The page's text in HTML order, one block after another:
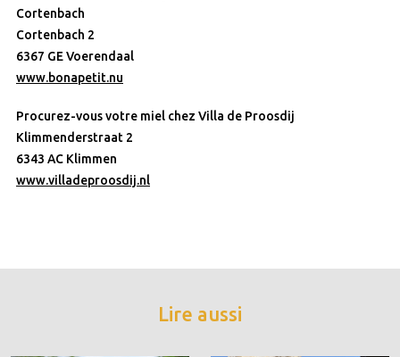
Cortenbach
Cortenbach 2
6367 GE Voerendaal
www.bonapetit.nu
Procurez-vous votre miel chez Villa de Proosdij
Klimmenderstraat 2
6343 AC Klimmen
www.villadeproosdij.nl
Lire aussi